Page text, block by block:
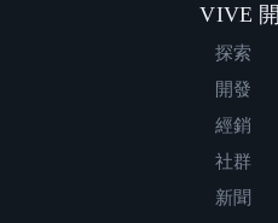
VIVE
探索
開發
經銷
社群
新聞